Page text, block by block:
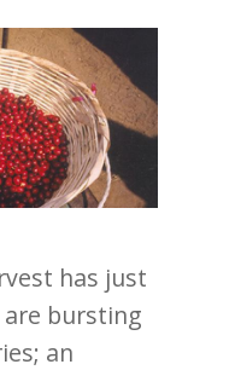
has just
bursting
an